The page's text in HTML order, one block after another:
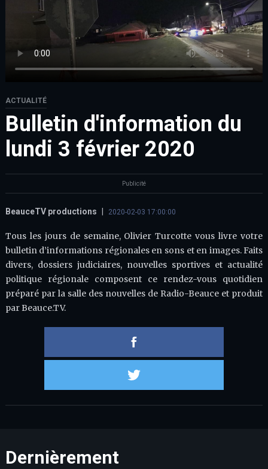
ACTUALITÉ
Bulletin d'information du
lundi 3 février 2020
Publicité
BeauceTV productions 2020-02-03 17:00:00
Tous les jours de semaine, Olivier Turcotte vous livre votre
bulletin d’informations régionales en sons et en images. Faits
divers, dossiers judiciaires, nouvelles sportives et actualité
politique régionale composent ce rendez-vous quotidien
préparé par la salle des nouvelles de Radio-Beauce et produit
par Beauce.TV.
Dernièrement